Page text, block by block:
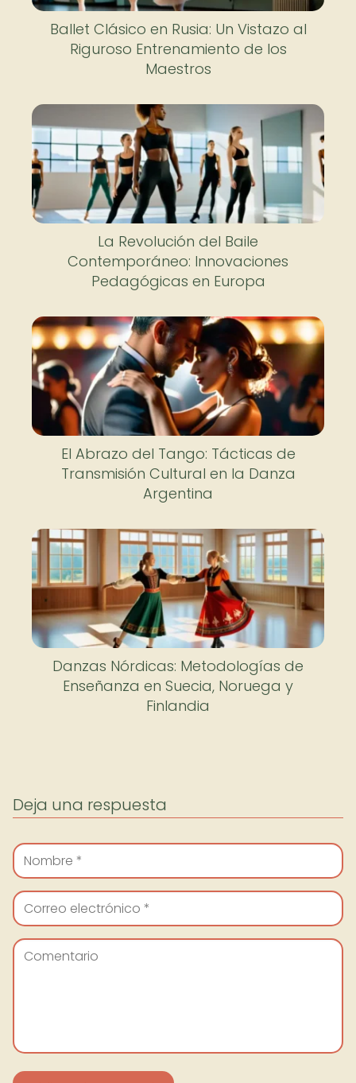
Ballet Clásico en Rusia: Un Vistazo al
Riguroso Entrenamiento de los
Maestros
La Revolución del Baile
Contemporáneo: Innovaciones
Pedagógicas en Europa
El Abrazo del Tango: Tácticas de
Transmisión Cultural en la Danza
Argentina
Danzas Nórdicas: Metodologías de
Enseñanza en Suecia, Noruega y
Finlandia
Deja una respuesta